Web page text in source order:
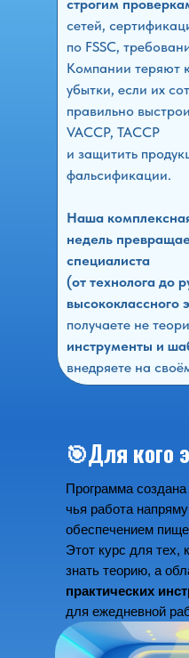
строгим
сетей,
по FSSC,
Компании теряют
убытки, если их
правильно
VACCP, TACCP
и защитить
фальсификации.
Наша
недель
специалиста
(от технолога до
высококлассного
получаете не
инструменты и
внедряете на
🎯Для кого
Программа
чья работа
обеспечением
Этот курс для тех,
знать теорию, а
практических
для ежедневной